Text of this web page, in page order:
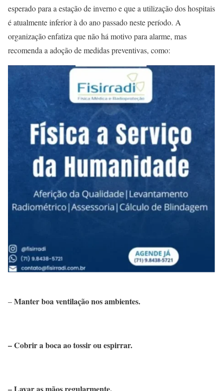
esperado para a estação de inverno e que a utilização dos hospitais
é atualmente inferior à do ano passado neste período. A
organização enfatiza que não há motivo para alarme, mas
recomenda a adoção de medidas preventivas, como:
–Manter boa ventilação nos ambientes.
– Cobrir a boca ao tossir ou espirrar.